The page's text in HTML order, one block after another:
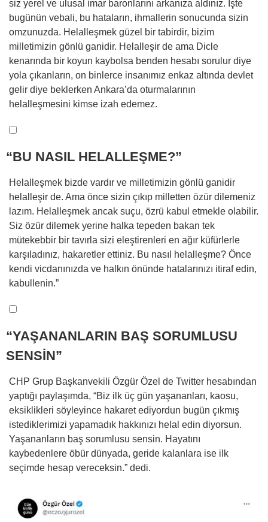
siz yerel ve ulusal imar baronlarını arkanıza aldınız. İşte
bugünün vebali, bu hataların, ihmallerin sonucunda sizin
omzunuzda. Helalleşmek güzel bir tabirdir, bizim
milletimizin gönlü ganidir. Helalleşir de ama Dicle
kenarında bir koyun kaybolsa benden hesabı sorulur diye
yola çıkanların, on binlerce insanımız enkaz altında devlet
gelir diye beklerken Ankara’da oturmalarının
helalleşmesini kimse izah edemez.
“BU NASIL HELALLEŞME?”
Helalleşmek bizde vardır ve milletimizin gönlü ganidir
helalleşir de. Ama önce sizin çıkıp milletten özür dilemeniz
lazım. Helalleşmek ancak suçu, özrü kabul etmekle olabilir.
Siz özür dilemek yerine halka tepeden bakan tek
mütekebbir bir tavırla sizi eleştirenleri en ağır küfürlerle
karşıladınız, hakaretler ettiniz. Bu nasıl helalleşme? Önce
kendi vicdanınızda ve halkın önünde hatalarınızı itiraf edin,
kabullenin.”
“YAŞANANLARIN BAŞ SORUMLUSU
SENSİN”
CHP Grup Başkanvekili Özgür Özel de Twitter hesabından
yaptığı paylaşımda, “Biz ilk üç gün yaşananları, kaosu,
eksiklikleri söyleyince hakaret ediyordun bugün çıkmış
istediklerimizi yapamadık hakkınızı helal edin diyorsun.
Yaşananların baş sorumlusu sensin. Hayatını
kaybedenlere öbür dünyada, geride kalanlara ise ilk
seçimde hesap vereceksin.” dedi.